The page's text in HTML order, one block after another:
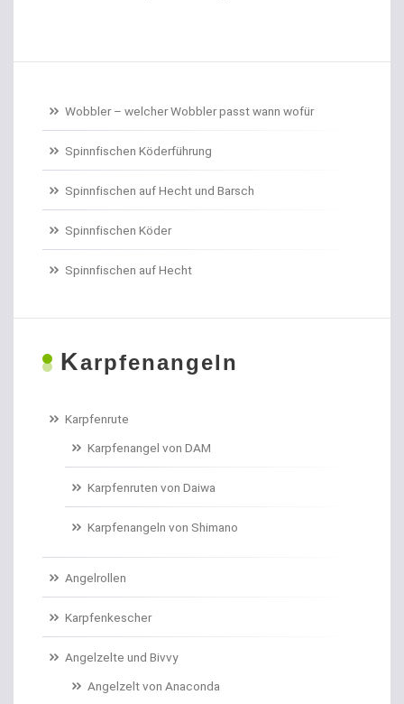
Birnenbleie
Bissanzeiger
Bivytable
Bleisets
Blinker
Bodentaster
Boilies
Brandungs- / Weitwurfrollen
Brandungsbleie
Brothaken gebunden
Wobbler – welcher Wobbler passt wann wofür
Spinnfischen Köderführung
Spinnfischen auf Hecht und Barsch
Spinnfischen Köder
Spinnfischen auf Hecht
Karpfenangeln
Karpfenrute
Karpfenangel von DAM
Karpfenruten von Daiwa
Karpfenangeln von Shimano
Angelrollen
Karpfenkescher
Angelzelte und Bivvy
Angelzelt von Anaconda